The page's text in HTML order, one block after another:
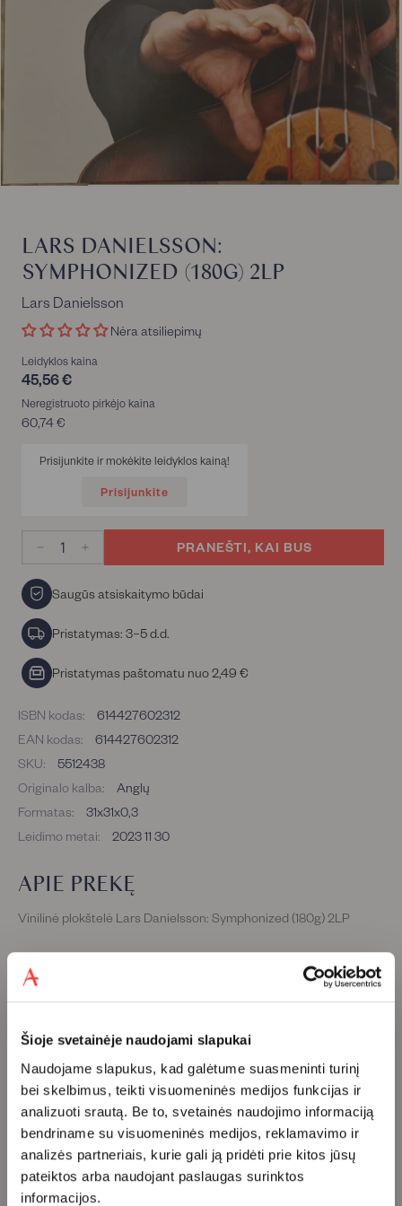
Šioje svetainėje naudojami slapukai
Naudojame slapukus, kad galėtume suasmeninti turinį
bei skelbimus, teikti visuomeninės medijos funkcijas ir
analizuoti srautą. Be to, svetainės naudojimo informaciją
bendriname su visuomeninės medijos, reklamavimo ir
analizės partneriais, kurie gali ją pridėti prie kitos jūsų
pateiktos arba naudojant paslaugas surinktos
informacijos.
LARS DANIELSSON:
SYMPHONIZED (180G) 2LP
Lars Danielsson
Nėra atsiliepimų
Leidyklos kaina
45,56 €
€
Neregistruoto pirkėjo kaina
60,74 €
Prisijunkite ir mokėkite leidyklos kainą!
Prisijunkite
− +
PRANEŠTI, KAI BUS
Saugūs atsiskaitymo būdai
Pristatymas: 3–5 d.d.
Pristatymas paštomatu nuo 2,49 €
APIE PREKĘ
Vinilinė plokštelė Lars Danielsson: Symphonized (180g) 2LP
Kūriniai:
A1
A3
Africa 6:59
A4
Sacred Mind
5:19
B1
Lviv
4:47
B2
Nikita's Dream 5:41
B3
The Fifth Grade
8:20
B4
Yes To You4:04
C1
I. Affettuoso
7:26
ISBN kodas:
614427602312
EAN kodas:
614427602312
SKU:
5512438
Originalo kalba:
Anglų
Formatas:
31x31x0,3
Leidimo metai:
2023 11 30